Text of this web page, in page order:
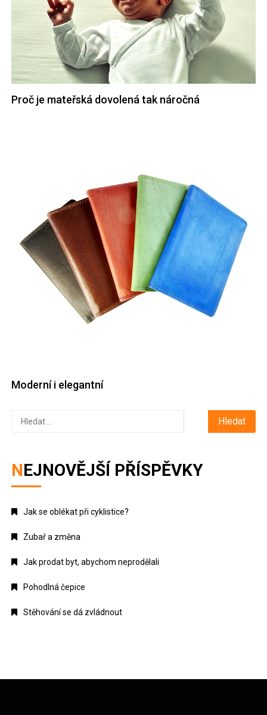
Proč je mateřská dovolená tak náročná
Moderní i elegantní
Vyhledávání
NEJNOVĚJŠÍ PŘÍSPĚVKY
Jak se oblékat při cyklistice?
Zubař a změna
Jak prodat byt, abychom neprodělali
Pohodlná čepice
Stěhování se dá zvládnout